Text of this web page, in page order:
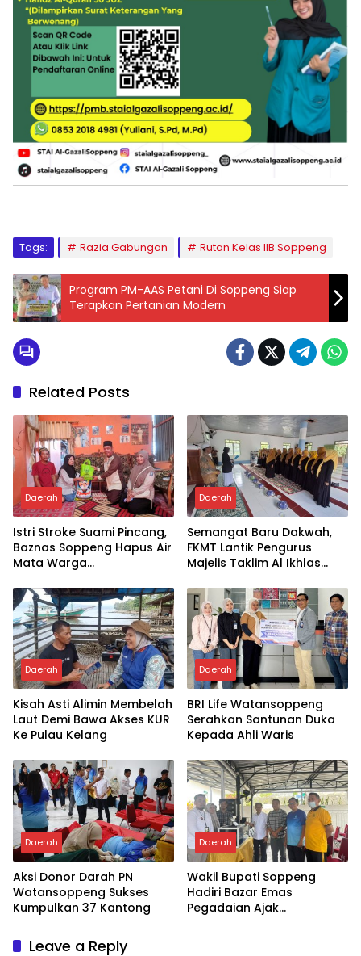
Tags: Razia Gabungan Rutan Kelas IIB Soppeng
Program PM-AAS Petani Di Soppeng Siap
Terapkan Pertanian Modern
Related Posts
Daerah
Istri Stroke Suami Pincang,
Baznas Soppeng Hapus Air
Mata Warga
Daerah
Semangat Baru Dakwah,
FKMT Lantik Pengurus
Majelis Taklim Al Ikhlas
Daerah
Kisah Asti Alimin Membelah
Laut Demi Bawa Akses KUR
Ke Pulau Kelang
Daerah
BRI Life Watansoppeng
Serahkan Santunan Duka
Kepada Ahli Waris
Daerah
Aksi Donor Darah PN
Watansoppeng Sukses
Kumpulkan 37 Kantong
Daerah
Wakil Bupati Soppeng
Hadiri Bazar Emas
Pegadaian Ajak
Leave a Reply